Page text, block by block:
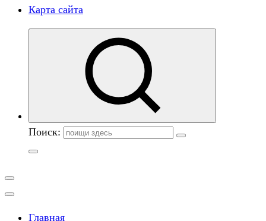
Карта сайта
Поиск:
Главная